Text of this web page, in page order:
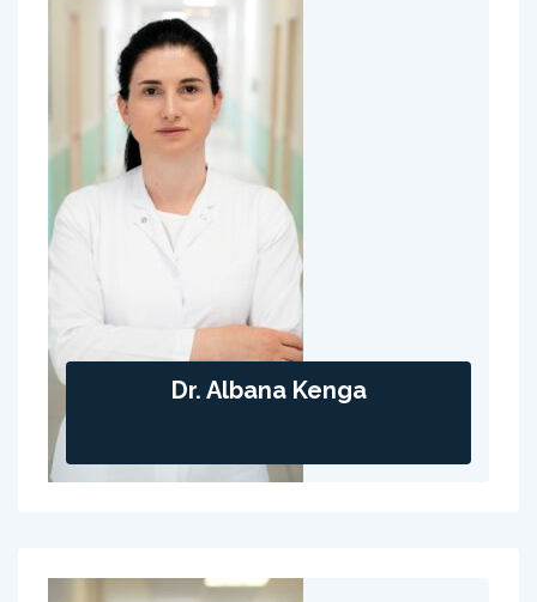
Dr. Albana Kenga